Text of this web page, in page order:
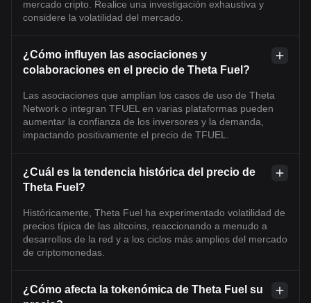
mercado cripto. Realice una investigación exhaustiva y
considere la volatilidad del mercado.
¿Cómo influyen las asociaciones y
colaboraciones en el precio de Theta Fuel?
Las asociaciones que amplían los casos de uso de Theta
Network o integran TFUEL en varias plataformas pueden
aumentar la confianza de los inversores y la demanda,
impactando positivamente el precio de TFUEL.
¿Cuál es la tendencia histórica del precio de
Theta Fuel?
Históricamente, Theta Fuel ha experimentado volatilidad de
precios típica de las altcoins, reaccionando a menudo a
desarrollos de la red y a los ciclos más amplios del mercado
de criptomonedas.
¿Cómo afecta la tokenómica de Theta Fuel su